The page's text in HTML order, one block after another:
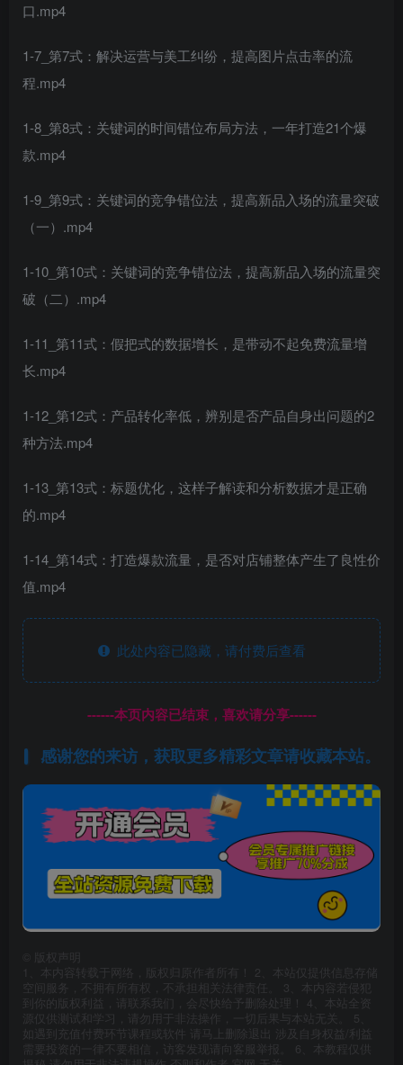
口.mp4
1-7_第7式：解决运营与美工纠纷，提高图片点击率的流
程.mp4
1-8_第8式：关键词的时间错位布局方法，一年打造21个爆
款.mp4
1-9_第9式：关键词的竞争错位法，提高新品入场的流量突破
（一）.mp4
1-10_第10式：关键词的竞争错位法，提高新品入场的流量突
破（二）.mp4
1-11_第11式：假把式的数据增长，是带动不起免费流量增
长.mp4
1-12_第12式：产品转化率低，辨别是否产品自身出问题的2
种方法.mp4
1-13_第13式：标题优化，这样子解读和分析数据才是正确
的.mp4
1-14_第14式：打造爆款流量，是否对店铺整体产生了良性价
值.mp4
此处内容已隐藏，请付费后查看
------本页内容已结束，喜欢请分享------
感谢您的来访，获取更多精彩文章请收藏本站。
版权声明
1、本内容转载于网络，版权归原作者所有！ 2、本站仅提供信息存储
空间服务，不拥有所有权，不承担相关法律责任。 3、本内容若侵犯
到你的版权利益，请联系我们，会尽快给予删除处理！ 4、本站全资
源仅供测试和学习，请勿用于非法操作，一切后果与本站无关。 5、
如遇到充值付费环节课程或软件 请马上删除退出 涉及自身权益/利益
需要投资的一律不要相信，访客发现请向客服举报。 6、本教程仅供